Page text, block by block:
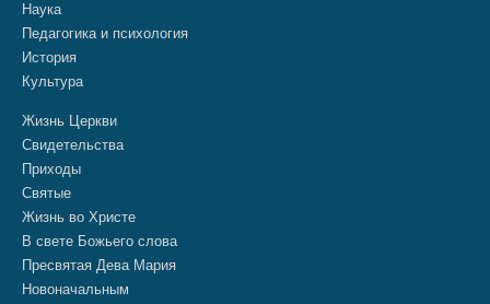
Наука
Педагогика и психология
История
Культура
Жизнь Церкви
Свидетельства
Приходы
Святые
Жизнь во Христе
В свете Божьего слова
Пресвятая Дева Мария
Новоначальным